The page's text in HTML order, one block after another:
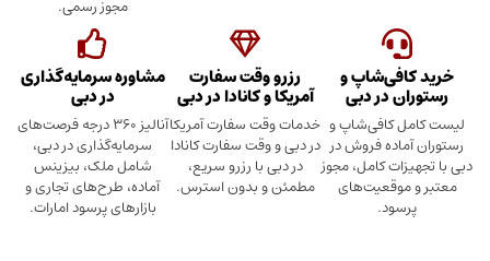
و
در دبی
و
فروش در
کامل، مجوز
رزرو وقت سفارت
آمریکا و کانادا در دبی
خدمات وقت سفارت آمریکا
در دبی و وقت سفارت کانادا
در دبی با رزرو سریع،
مطمئن و بدون استرس.
مشاوره سرمایه‌گذاری
در دبی
آنالیز ۳۶۰ درجه فرصت‌های
سرمایه‌گذاری در دبی،
شامل ملک، بیزینس
آماده، طرح‌های تجاری و
بازارهای پرسود امارات.